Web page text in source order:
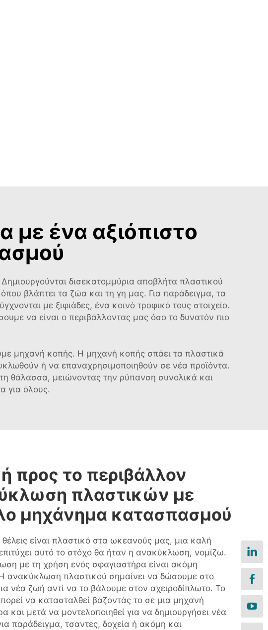
με ένα αξιόπιστο
δισεκατομμύρια αποβλήτα πλαστικού
βλάπτει τα ζώα και τη γη μας. Για παράδειγμα, τα
με ξιφιάδες, ένα κοινό τροφικό τους στοιχείο.
να είναι ο περιβάλλοντας μας όσο το δυνατόν πιο
μηχανή κοπής. Η μηχανή κοπής σπάει τα πλαστικά
ή να επαναχρησιμοποιηθούν σε νέα προϊόντα.
θάλασσα, μειώνοντας την ρύπανση συνολικά και
για όλους.
προς το περιβάλλον
πλαστικών με
μηχάνημα κατασπασμού
είναι πλαστικό στα ωκεανούς μας, μια καλή
αυτό το στόχο θα ήταν η ανακύκλωση, νομίζω.
με τη χρήση ενός σφαγιαστήρα είναι ακόμη
ανακύκλωση πλαστικού σημαίνει να δώσουμε στο
νέα ζωή αντί να το βάλουμε στον αχειροδίπλωτο. Το
να κατασταλθεί βάζοντάς το σε μια μηχανή
και μετά να μοντελοποιηθεί για να δημιουργήσει νέα
παράδειγμα, τσαντες, δοχεία ή ακόμη και